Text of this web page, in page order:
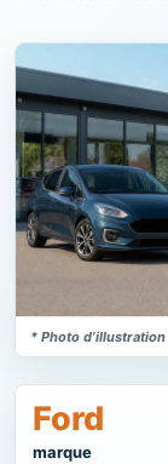
* Photo
Ford
marque